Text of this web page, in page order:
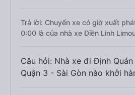
Trả lời: Chuyến xe có giờ xuất
0:00 là của nhà xe Điền Linh
Câu hỏi: Nhà xe đi Định
Quận 3 - Sài Gòn nào khởi